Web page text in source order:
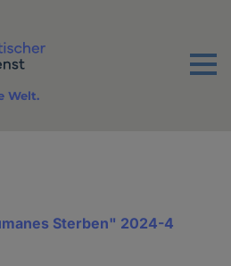
Menu
Welt.
Sterben" 2024-4